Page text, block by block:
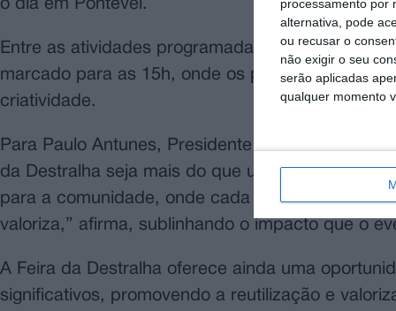
processamento por
alternativa, pode
ou recusar o
não exigir o seu
serão aplicadas
qualquer momento
o dia em Pontével.
Entre as atividades programadas, destaca-se
marcado para as 15h, onde os participantes
criatividade.
Para Paulo Antunes, Presidente do Colectivo
da Destralha seja mais do que um mercado de
para a comunidade, onde cada peça conta uma
valoriza,” afirma, sublinhando o impacto que o
A Feira da Destralha oferece ainda uma
significativos, promovendo a reutilização e